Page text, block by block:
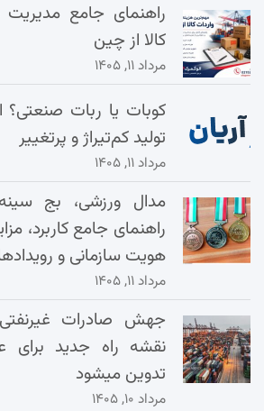
راهنمای جامع مدیریت
کالا از چین
مرداد ۱۱, ۱۴۰۵
کوبات یا ربات
تولید کم‌تیراژ و پرتغییر
مرداد ۱۱, ۱۴۰۵
مدال ورزشی، بج
راهنمای جامع کاربرد،
هویت سازمانی و
مرداد ۱۱, ۱۴۰۵
جهش صادرات
نقشه راه جدید برای
تدوین میشود
مرداد ۱۰, ۱۴۰۵